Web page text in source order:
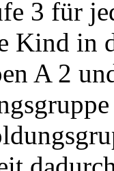
3 für
Kind in
A 2